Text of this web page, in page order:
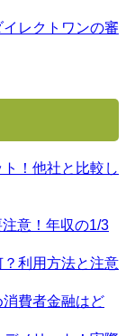
レクトワンの審
！他社と比較し
意！年収の1/3
利用方法と注意
費者金融はど